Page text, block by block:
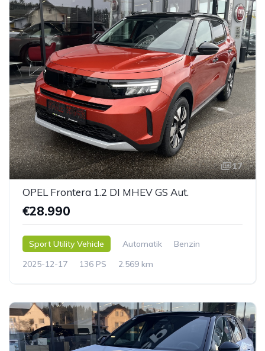
17
OPEL Frontera 1.2 DI MHEV GS Aut.
€28.990
Sport Utility Vehicle Automatik
Benzin
2025-12-17
136 PS 2.569 km